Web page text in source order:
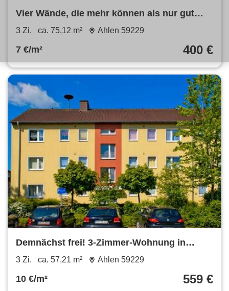
Vier Wände, die mehr können als nur gut
aussehen.
3 Zi. ca. 75,12 m² Ahlen 59229
7 €/m² 400 €
Demnächst frei! 3-Zimmer-Wohnung in
Ahlen Ahlen
3 Zi. ca. 57,21 m² Ahlen 59229
10 €/m² 559 €